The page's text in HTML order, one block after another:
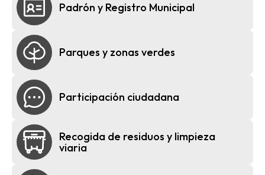
Padrón y Registro Municipal
Parques y zonas verdes
Participación ciudadana
Recogida de residuos y limpieza
viaria